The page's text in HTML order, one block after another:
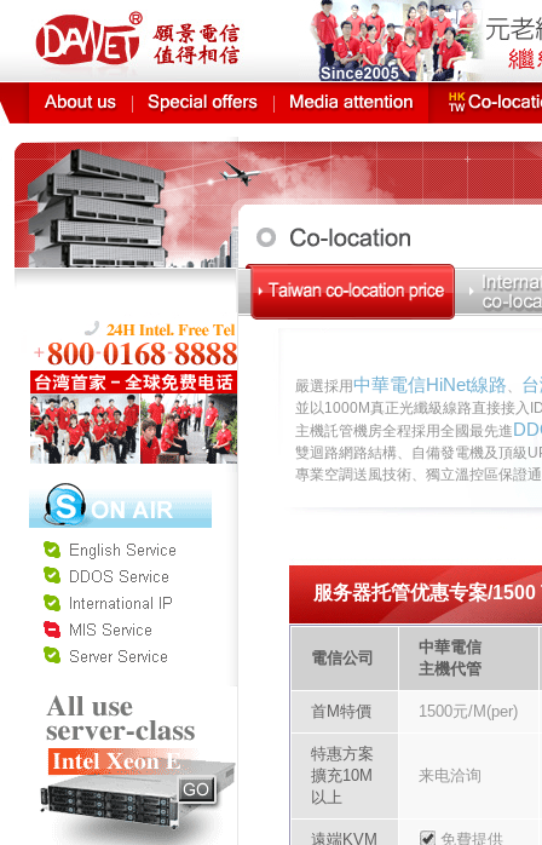
願景
嚴選採用中華電信HiNet線路、
並以1000M真正光纖級線路直接接入
主機託管機房全程採用全國最先進
雙迴路網路結構、自備發電機及頂級
專業空調送風技術、獨立溫控區保證
服务器托管优惠专案/1500
電信公司
中華電信
主機代管
首M特價 1500元/M(per)
特惠方案
擴充10M
以上
来电洽询
遠端KVM 免費提供